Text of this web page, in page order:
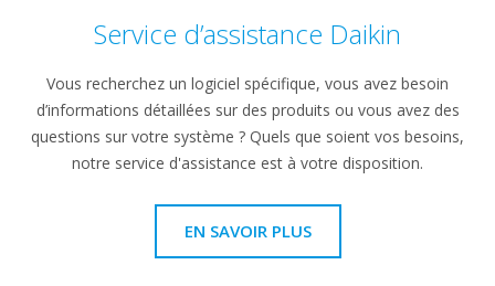
Service d’assistance Daikin
Vous recherchez un logiciel spécifique, vous avez besoin
d’informations détaillées sur des produits ou vous avez des
questions sur votre système ? Quels que soient vos besoins,
notre service d'assistance est à votre disposition.
EN SAVOIR PLUS